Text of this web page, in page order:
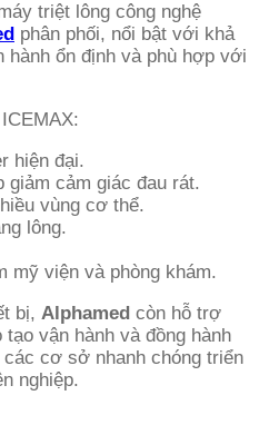
triệt lông công nghệ
phân phối, nổi bật với khả
hành ổn định và phù hợp với
hiện đại.
giảm cảm giác đau rát.
vùng cơ thể.
lông.
mỹ viện và phòng khám.
bị, Alphamed còn hỗ trợ
vận hành và đồng hành
cơ sở nhanh chóng triển
nghiệp.